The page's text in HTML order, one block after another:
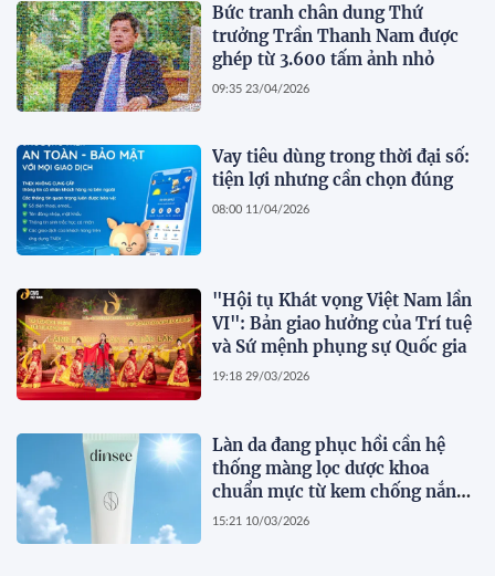
Bức tranh chân dung Thứ
trưởng Trần Thanh Nam được
ghép từ 3.600 tấm ảnh nhỏ
09:35 23/04/2026
Vay tiêu dùng trong thời đại số:
tiện lợi nhưng cần chọn đúng
08:00 11/04/2026
"Hội tụ Khát vọng Việt Nam lần
VI": Bản giao hưởng của Trí tuệ
và Sứ mệnh phụng sự Quốc gia
19:18 29/03/2026
Làn da đang phục hồi cần hệ
thống màng lọc dược khoa
chuẩn mực từ kem chống nắng
thuần chay Dinsee
15:21 10/03/2026